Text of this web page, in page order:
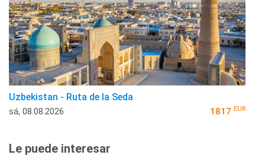
Uzbekistan - Ruta de la Seda
sá, 08.08.2026 1817 EUR
Le puede interesar